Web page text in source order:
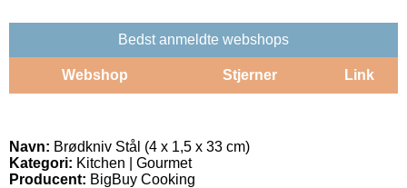
Bedst anmeldte webshops
Webshop Stjerner Link
Navn: Brødkniv Stål (4 x 1,5 x 33 cm)
Kategori: Kitchen | Gourmet
Producent: BigBuy Cooking